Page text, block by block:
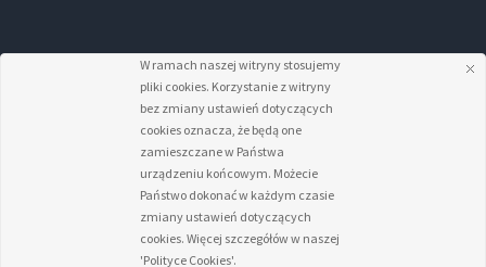
W ramach naszej witryny stosujemy
pliki cookies. Korzystanie z witryny
bez zmiany ustawień dotyczących
cookies oznacza, że będą one
zamieszczane w Państwa
urządzeniu końcowym. Możecie
Państwo dokonać w każdym czasie
zmiany ustawień dotyczących
cookies. Więcej szczegółów w naszej
'Polityce Cookies'.